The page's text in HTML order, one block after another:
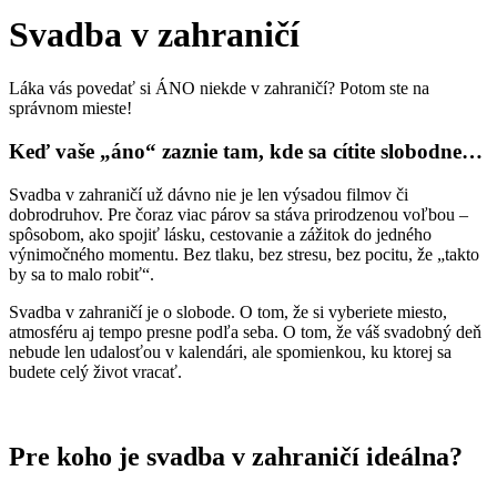
Svadba v zahraničí
Láka vás povedať si ÁNO niekde v zahraničí? Potom ste na
správnom mieste!
Keď vaše „áno“ zaznie tam, kde sa cítite slobodne…
Svadba v zahraničí už dávno nie je len výsadou filmov či
dobrodruhov. Pre čoraz viac párov sa stáva prirodzenou voľbou –
spôsobom, ako spojiť lásku, cestovanie a zážitok do jedného
výnimočného momentu. Bez tlaku, bez stresu, bez pocitu, že „takto
by sa to malo robiť“.
Svadba v zahraničí je o slobode. O tom, že si vyberiete miesto,
atmosféru aj tempo presne podľa seba. O tom, že váš svadobný deň
nebude len udalosťou v kalendári, ale spomienkou, ku ktorej sa
budete celý život vracať.
Pre koho je svadba v zahraničí ideálna?